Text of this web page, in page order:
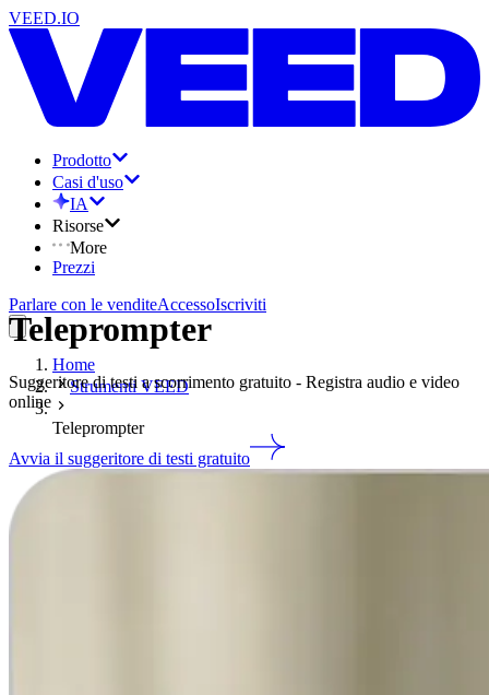
VEED.IO
Prodotto
Casi d'uso
IA
Risorse
More
Prezzi
Parlare con le venditeAccessoIscriviti
Home
Strumenti VEED
Teleprompter
Teleprompter
Suggeritore di testi a scorrimento gratuito - Registra audio e video
online
Avvia il suggeritore di testi gratuito